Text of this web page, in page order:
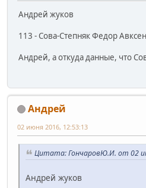
Андрей жуков
113 - Сова-Степняк Федор
Андрей, а откуда данные, что
Андрей
02 июня 2016, 12:53:13
Цитата: ГончаровЮ.И. от 02
Андрей жуков